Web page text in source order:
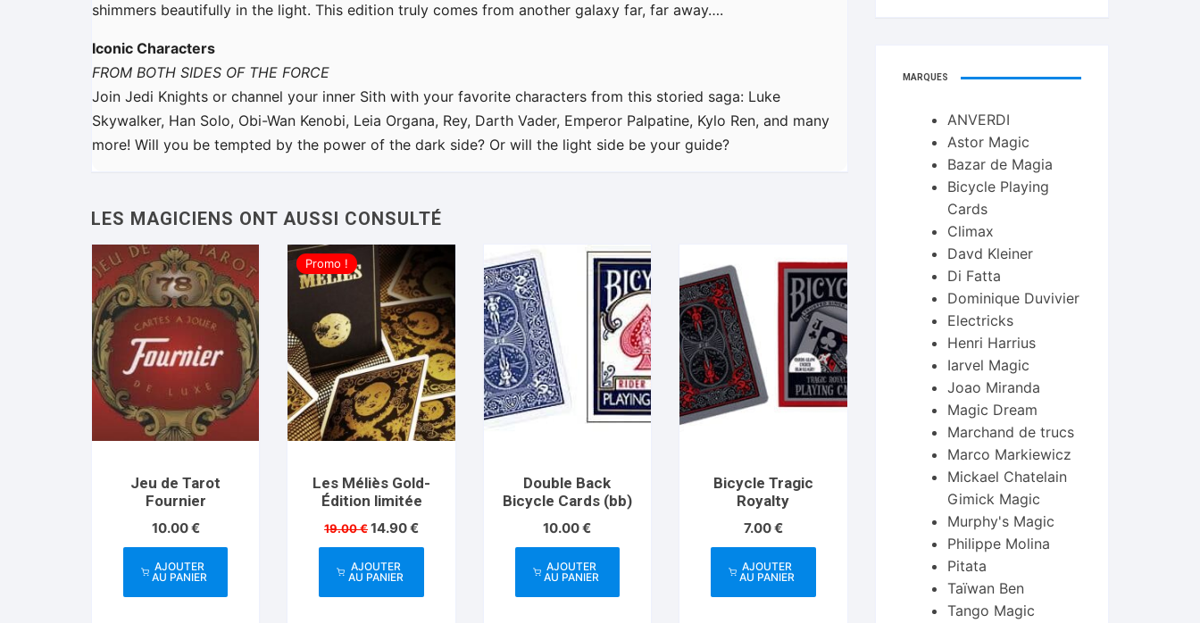
shimmers beautifully in the light. This edition truly comes from another galaxy far, far away….
Iconic Characters
FROM BOTH SIDES OF THE FORCE
Join Jedi Knights or channel your inner Sith with your favorite characters from this storied saga: Luke
Skywalker, Han Solo, Obi-Wan Kenobi, Leia Organa, Rey, Darth Vader, Emperor Palpatine, Kylo Ren, and many
more! Will you be tempted by the power of the dark side? Or will the light side be your guide?
Jeu de Tarot
Fournier
10.00€
AJOUTER
AU PANIER
Promo !
Les Méliès Gold-
Édition limitée
19.00€Le
prix
initial
était :
14.90€Le
prix
14.90 €.
AJOUTER
AU PANIER
Double Back
Bicycle Cards (bb)
10.00€
AJOUTER
AU PANIER
Bicycle Tragic
Royalty
7.00€
AJOUTER
AU PANIER
MARQUES
ANVERDI
Astor Magic
Bazar de Magia
Bicycle Playing
Cards
Climax
Davd Kleiner
Di Fatta
Dominique Duvivier
Electricks
Henri Harrius
Iarvel Magic
Joao Miranda
Magic Dream
Marchand de trucs
Marco Markiewicz
Mickael Chatelain
Gimick Magic
Murphy's Magic
Philippe Molina
Pitata
Taïwan Ben
Tango Magic